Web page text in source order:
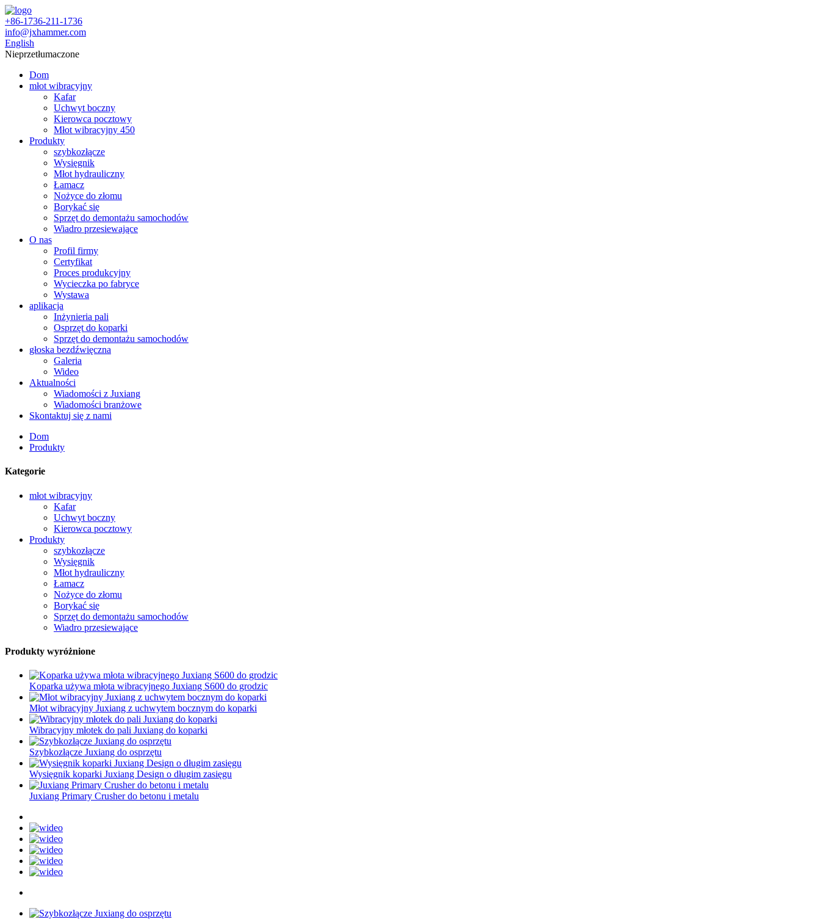
+86-1736-211-1736
info@jxhammer.com
English
Nieprzetłumaczone
Dom
młot wibracyjny
Kafar
Uchwyt boczny
Kierowca pocztowy
Młot wibracyjny 450
Produkty
szybkozłącze
Wysięgnik
Młot hydrauliczny
Łamacz
Nożyce do złomu
Borykać się
Sprzęt do demontażu samochodów
Wiadro przesiewające
O nas
Profil firmy
Certyfikat
Proces produkcyjny
Wycieczka po fabryce
Wystawa
aplikacja
Inżynieria pali
Osprzęt do koparki
Sprzęt do demontażu samochodów
głoska bezdźwięczna
Galeria
Wideo
Aktualności
Wiadomości z Juxiang
Wiadomości branżowe
Skontaktuj się z nami
Dom
Produkty
Kategorie
młot wibracyjny
Kafar
Uchwyt boczny
Kierowca pocztowy
Produkty
szybkozłącze
Wysięgnik
Młot hydrauliczny
Łamacz
Nożyce do złomu
Borykać się
Sprzęt do demontażu samochodów
Wiadro przesiewające
Produkty wyróżnione
Koparka używa młota wibracyjnego Juxiang S600 do grodzic
Młot wibracyjny Juxiang z uchwytem bocznym do koparki
Wibracyjny młotek do pali Juxiang do koparki
Szybkozłącze Juxiang do osprzętu
Wysięgnik koparki Juxiang Design o długim zasięgu
Juxiang Primary Crusher do betonu i metalu